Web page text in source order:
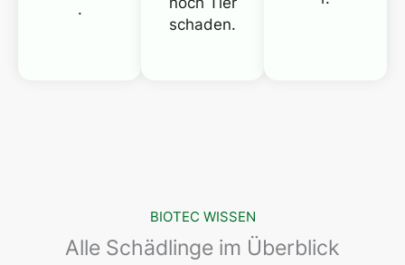
.
schaden.
BIOTEC WISSEN
Alle Schädlinge im Überblick